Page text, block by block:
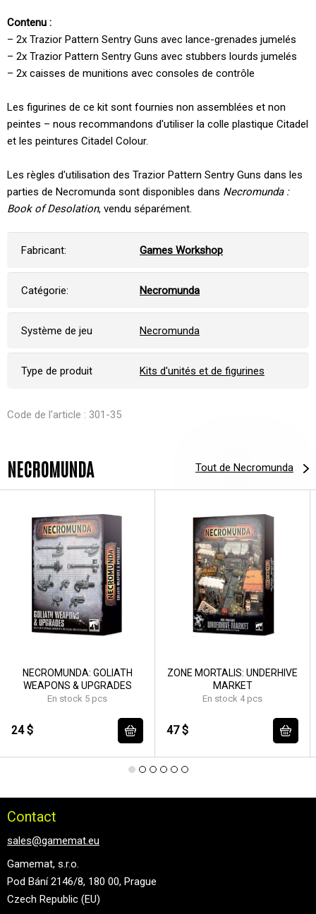
Contenu :
– 2x Trazior Pattern Sentry Guns avec lance-grenades jumelés
– 2x Trazior Pattern Sentry Guns avec stubbers lourds jumelés
– 2x caisses de munitions avec consoles de contrôle
Les figurines de ce kit sont fournies non assemblées et non
peintes – nous recommandons d'utiliser la colle plastique Citadel
et les peintures Citadel Colour.
Les règles d'utilisation des Trazior Pattern Sentry Guns dans les
parties de Necromunda sont disponibles dans Necromunda :
Book of Desolation, vendu séparément.
Fabricant: Games Workshop
Catégorie: Necromunda
Système de jeu Necromunda
Type de produit Kits d'unités et de figurines
Code de l'article : 301-35
NECROMUNDA Tout de Necromunda
NECROMUNDA: GOLIATH
WEAPONS & UPGRADES
En stock 5 pcs
24 $
ZONE MORTALIS: UNDERHIVE
MARKET
En stock 4 pcs
47 $
Contact
sales@gamemat.eu
Gamemat, s.r.o.
Pod Bání 2146/8, 180 00, Prague
Czech Republic (EU)